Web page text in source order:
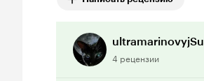
4 рецензии